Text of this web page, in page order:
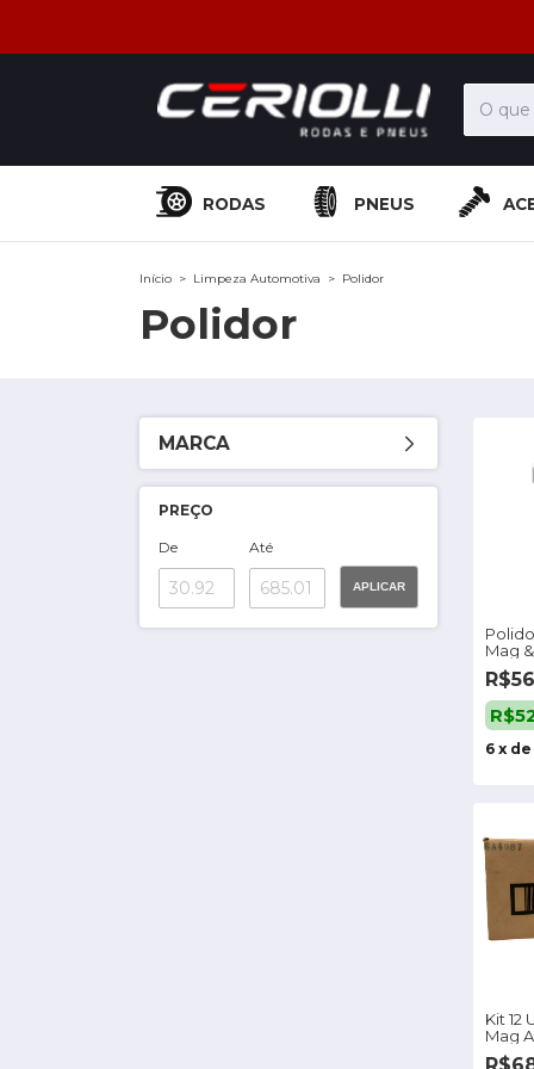
RODAS PNEUS
Início > Limpeza Automotiva > Polidor
Polidor
MARCA
PREÇO
De Até
APLICAR
Mag
6 x de
Kit 12
Mag